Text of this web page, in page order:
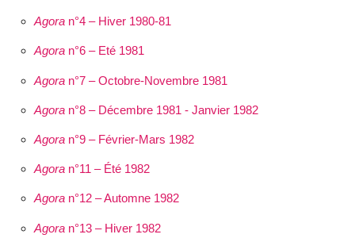
Agoran°4 – Hiver 1980-81
Agoran°6 – Eté 1981
Agoran°7 – Octobre-Novembre 1981
Agoran°8 – Décembre 1981 - Janvier 1982
Agoran°9 – Février-Mars 1982
Agoran°11 – Été 1982
Agoran°12 – Automne 1982
Agoran°13 – Hiver 1982